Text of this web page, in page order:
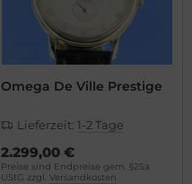
Omega De Ville Prestige
Lieferzeit: 1-2 Tage
2.299,00 €
Preise sind Endpreise gem. §25a
UStG zzgl. Versandkosten